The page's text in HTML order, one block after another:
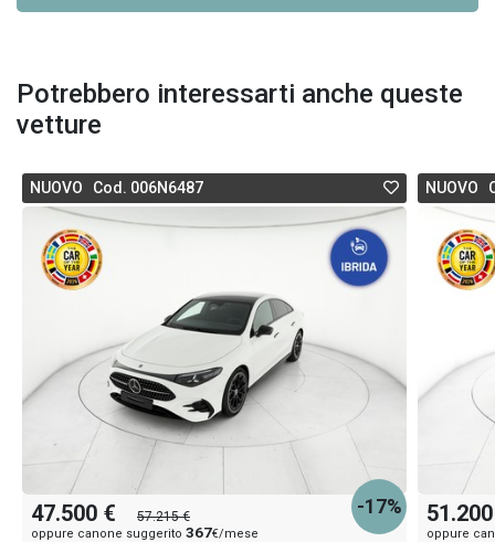
Potrebbero interessarti anche queste
vetture
NUOVO Cod. 006N6487
-17%
47.500 € 57.215 €
oppure canone suggerito 367€/mese
NUOVO
oppure